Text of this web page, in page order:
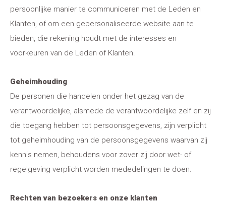
persoonlijke manier te communiceren met de Leden en
Klanten, of om een gepersonaliseerde website aan te
bieden, die rekening houdt met de interesses en
voorkeuren van de Leden of Klanten.
Geheimhouding
De personen die handelen onder het gezag van de
verantwoordelijke, alsmede de verantwoordelijke zelf en zij
die toegang hebben tot persoonsgegevens, zijn verplicht
tot geheimhouding van de persoonsgegevens waarvan zij
kennis nemen, behoudens voor zover zij door wet- of
regelgeving verplicht worden mededelingen te doen.
Rechten van bezoekers en onze klanten